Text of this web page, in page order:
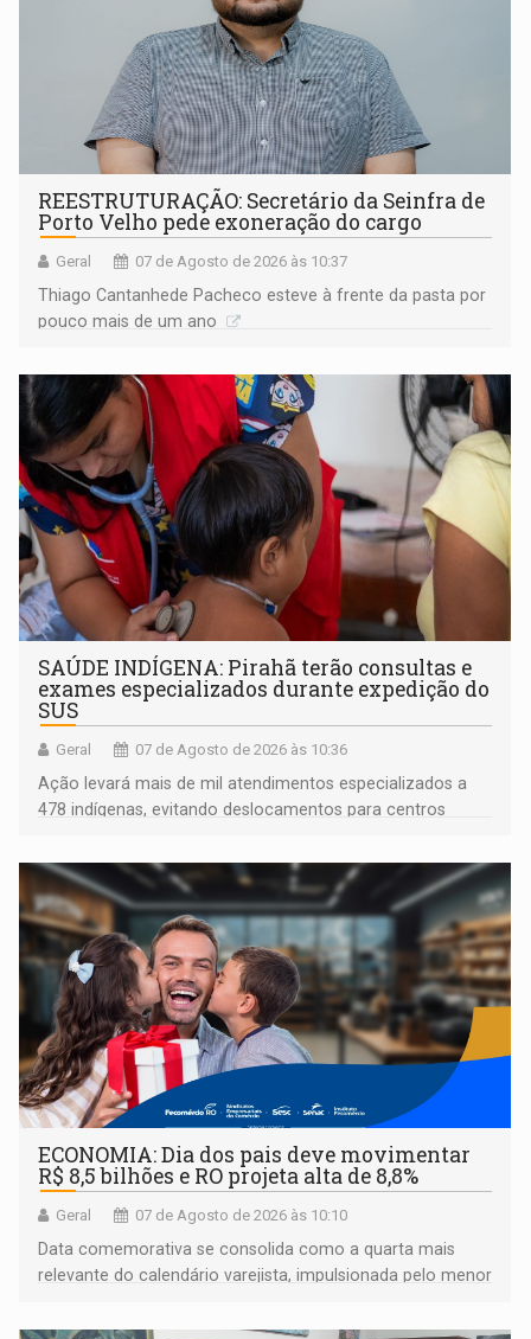
REESTRUTURAÇÃO: Secretário da Seinfra de
Porto Velho pede exoneração do cargo
Geral 07 de Agosto de 2026 às 10:37
Thiago Cantanhede Pacheco esteve à frente da pasta por
pouco mais de um ano
SAÚDE INDÍGENA: Pirahã terão consultas e
exames especializados durante expedição do
SUS
Geral 07 de Agosto de 2026 às 10:36
Ação levará mais de mil atendimentos especializados a
478 indígenas, evitando deslocamentos para centros
ECONOMIA: Dia dos pais deve movimentar
R$ 8,5 bilhões e RO projeta alta de 8,8%
Geral 07 de Agosto de 2026 às 10:10
Data comemorativa se consolida como a quarta mais
relevante do calendário varejista, impulsionada pelo menor
média do trabalhador